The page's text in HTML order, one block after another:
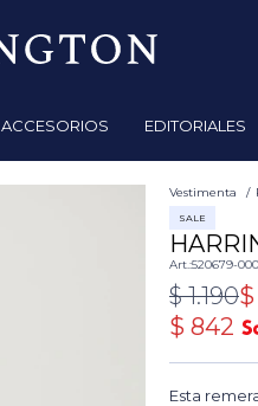
ACCESORIOS EDITORIALES
Vestimenta
SALE
520679-
$
$ 1.190
$ 842
Esta